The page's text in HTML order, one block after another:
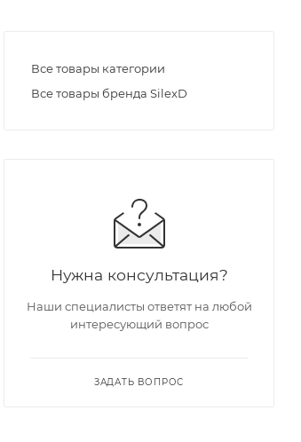
Все товары категории
Все товары бренда SilexD
Нужна консультация?
Наши специалисты ответят на любой
интересующий вопрос
ЗАДАТЬ ВОПРОС